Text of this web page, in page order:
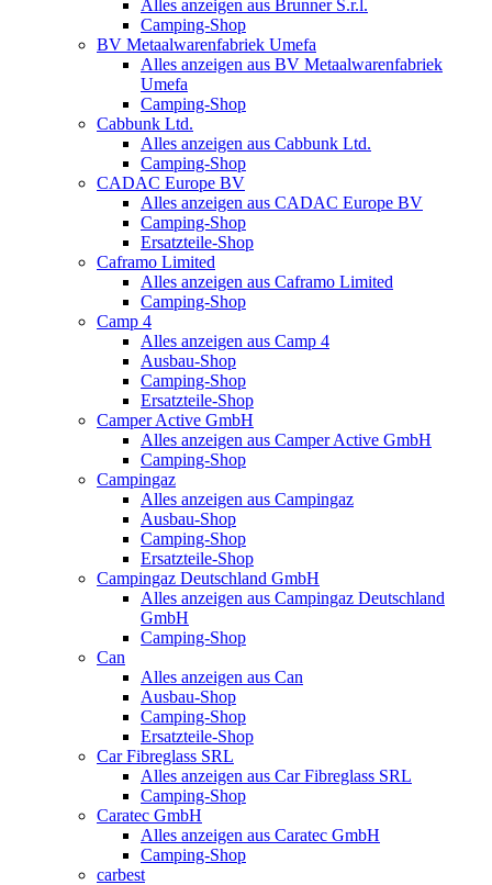
Alles anzeigen aus Brunner S.r.l.
Camping-Shop
BV Metaalwarenfabriek Umefa
Alles anzeigen aus BV Metaalwarenfabriek
Umefa
Camping-Shop
Cabbunk Ltd.
Alles anzeigen aus Cabbunk Ltd.
Camping-Shop
CADAC Europe BV
Alles anzeigen aus CADAC Europe BV
Camping-Shop
Ersatzteile-Shop
Caframo Limited
Alles anzeigen aus Caframo Limited
Camping-Shop
Camp 4
Alles anzeigen aus Camp 4
Ausbau-Shop
Camping-Shop
Ersatzteile-Shop
Camper Active GmbH
Alles anzeigen aus Camper Active GmbH
Camping-Shop
Campingaz
Alles anzeigen aus Campingaz
Ausbau-Shop
Camping-Shop
Ersatzteile-Shop
Campingaz Deutschland GmbH
Alles anzeigen aus Campingaz Deutschland
GmbH
Camping-Shop
Can
Alles anzeigen aus Can
Ausbau-Shop
Camping-Shop
Ersatzteile-Shop
Car Fibreglass SRL
Alles anzeigen aus Car Fibreglass SRL
Camping-Shop
Caratec GmbH
Alles anzeigen aus Caratec GmbH
Camping-Shop
carbest